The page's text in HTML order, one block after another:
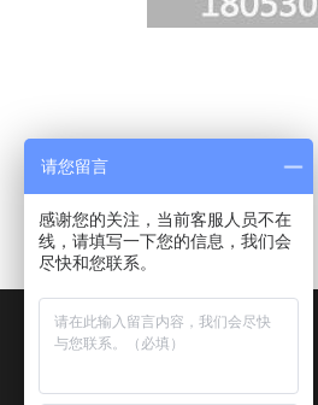
网站首页
请您留言
感谢您的关注，当前客服人员不在
线，请填写一下您的信息，我们会
尽快和您联系。